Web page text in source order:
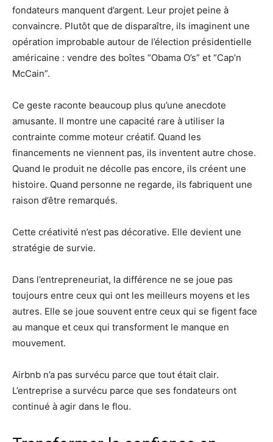
fondateurs manquent d’argent. Leur projet peine à
convaincre. Plutôt que de disparaître, ils imaginent une
opération improbable autour de l’élection présidentielle
américaine : vendre des boîtes “Obama O’s” et “Cap’n
McCain”.
Ce geste raconte beaucoup plus qu’une anecdote
amusante. Il montre une capacité rare à utiliser la
contrainte comme moteur créatif. Quand les
financements ne viennent pas, ils inventent autre chose.
Quand le produit ne décolle pas encore, ils créent une
histoire. Quand personne ne regarde, ils fabriquent une
raison d’être remarqués.
Cette créativité n’est pas décorative. Elle devient une
stratégie de survie.
Dans l’entrepreneuriat, la différence ne se joue pas
toujours entre ceux qui ont les meilleurs moyens et les
autres. Elle se joue souvent entre ceux qui se figent face
au manque et ceux qui transforment le manque en
mouvement.
Airbnb n’a pas survécu parce que tout était clair.
L’entreprise a survécu parce que ses fondateurs ont
continué à agir dans le flou.